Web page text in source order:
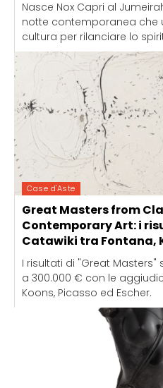
Nasce Nox Capri al
notte contemporanea che
cultura per rilanciare lo
Case d'Aste
Great Masters from
Contemporary Art: i
Catawiki tra Fontana,
I risultati di "Great
a 300.000 € con le
Koons, Picasso ed Escher.